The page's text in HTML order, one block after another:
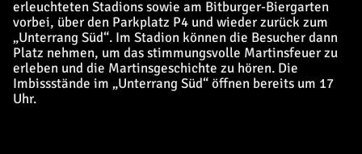
erleuchteten Stadions sowie am Bitburger-Biergarten
vorbei, über den Parkplatz P4 und wieder zurück zum
„Unterrang Süd“. Im Stadion können die Besucher dann
Platz nehmen, um das stimmungsvolle Martinsfeuer zu
erleben und die Martinsgeschichte zu hören. Die
Imbissstände im „Unterrang Süd“ öffnen bereits um 17
Uhr.